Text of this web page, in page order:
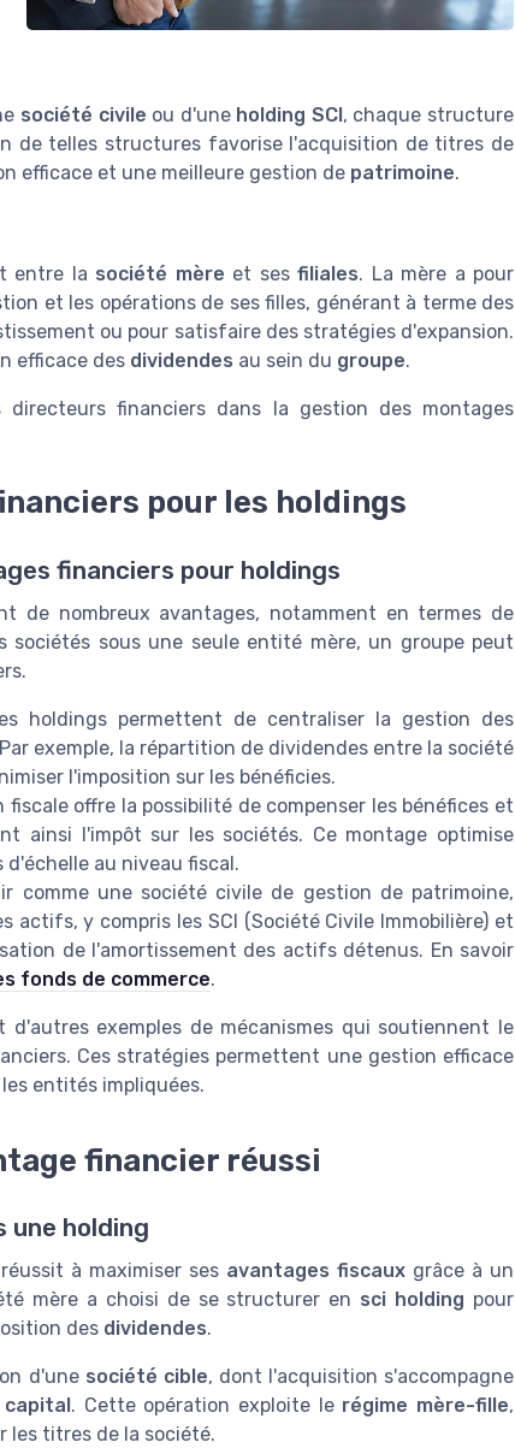
société civile ou d'une holding SCI, chaque structure
de telles structures favorise l'acquisition de titres de
efficace et une meilleure gestion de patrimoine.
entre la société mère et sesfiliales. La mère a pour
et les opérations de ses filles, générant à terme des
ou pour satisfaire des stratégies d'expansion.
efficace des dividendes au sein du groupe.
financiers dans la gestion des montages
pour les holdings
financiers pour holdings
de nombreux avantages, notamment en termes de
sous une seule entité mère, un groupe peut
holdings permettent de centraliser la gestion des
exemple, la répartition de dividendes entre la société
l'imposition sur les bénéficies.
offre la possibilité de compenser les bénéfices et
ainsi l'impôt sur les sociétés. Ce montage optimise
au niveau fiscal.
comme une société civile de gestion de patrimoine,
y compris les SCI (Société Civile Immobilière) et
de l'amortissement des actifs détenus. En savoir
fonds de commerce.
exemples de mécanismes qui soutiennent le
Ces stratégies permettent une gestion efficace
entités impliquées.
financier réussi
une holding
à maximiser ses avantages fiscaux grâce à un
mère a choisi de se structurer en sci holding pour
des dividendes.
d'une société cible, dont l'acquisition s'accompagne
. Cette opération exploite le régime mère-fille,
les titres de la société.